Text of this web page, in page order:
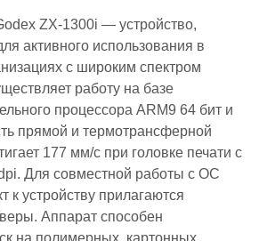
ZX-1300i — устройство,
активного использования в
с широким спектром
работу на базе
процессора ARM9 64 бит и
прямой и термотрансферной
177 мм/с при головке печати с
Для совместной работы с ОС
к устройству прилагаются
Аппарат способен
на полимерных, картонных,